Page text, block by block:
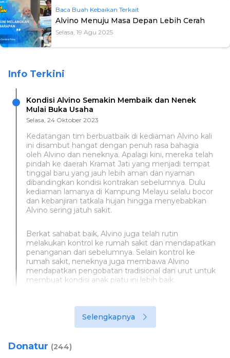
Baca Buah Kebaikan Terkait
Alvino Menuju Masa Depan Lebih Cerah
Selasa, 19 Agu 2025
Info Terkini
Kondisi Alvino Semakin Membaik dan Nenek
Mulai Buka Usaha
Selasa, 24 Oktober 2023
Kedatangan tim berbuatbaik di kediaman Alvino kali
ini disambut hangat dengan penuh rasa bahagia
oleh Alvino dan neneknya. Apalagi kini, mereka telah
pindah ke daerah Kramat Jati yang menjadi tempat
tinggal baru yang jauh lebih aman dan nyaman
dibandingkan kondisi kontrakan sebelumnya. Dulu
kediaman lamanya di Kampung Melayu selalu bocor
dan kebanjiran tatkala hujan hingga menyebabkan
Alvino sering jatuh sakit.
Berkat sahabat baik, Alvino juga telah rutin
melakukan kontrol ke rumah sakit dan mendapatkan
penanganan dari sebelumnya. Selain kontrol ke
rumah sakit, neneknya juga membawa Alvino
mendapatkan pengobatan tradisional dan urut untuk
membuat kondisi anak piatu ini lebih baik.
Selengkapnya
Donatur (244)